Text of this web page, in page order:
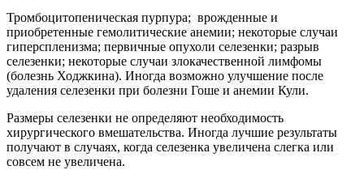
Тромбоцитопеническая пурпура; врожденные и
приобретенные гемолитические анемии; некоторые случаи
гиперспленизма; первичные опухоли селезенки; разрыв
селезенки; некоторые случаи злокачественной лимфомы
(болезнь Ходжкина). Иногда возможно улучшение после
удаления селезенки при болезни Гоше и анемии Кули.
Размеры селезенки не определяют необходимость
хирургического вмешательства. Иногда лучшие результаты
получают в случаях, когда селезенка увеличена слегка или
совсем не увеличена.